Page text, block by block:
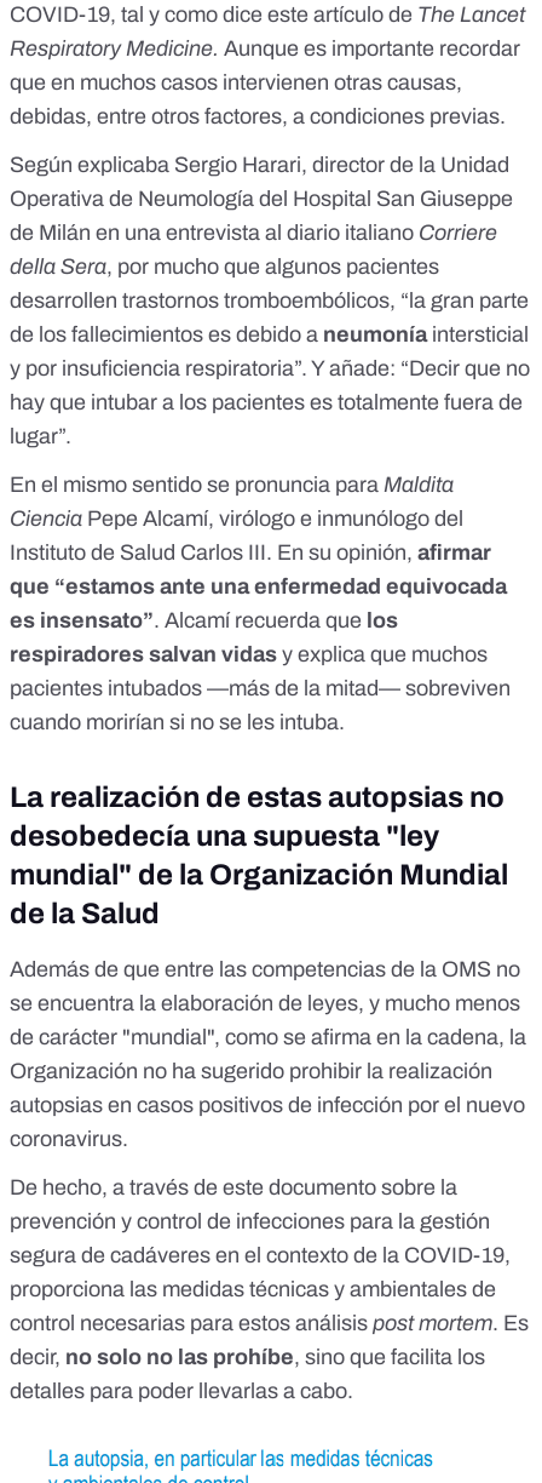
COVID-19, tal y como dice este artículo de The Lancet
Respiratory Medicine. Aunque es importante recordar
que en muchos casos intervienen otras causas,
debidas, entre otros factores, a condiciones previas.
Según explicaba Sergio Harari, director de la Unidad
Operativa de Neumología del Hospital San Giuseppe
de Milán en una entrevista al diario italiano Corriere
della Sera, por mucho que algunos pacientes
desarrollen trastornos tromboembólicos, “la gran parte
de los fallecimientos es debido a neumoníaintersticial
y por insuficiencia respiratoria”. Y añade: “Decir que no
hay que intubar a los pacientes es totalmente fuera de
lugar”.
En el mismo sentido se pronuncia para Maldita
Ciencia Pepe Alcamí, virólogo e inmunólogo del
Instituto de Salud Carlos III. En su opinión, afirmar
que “estamos ante una enfermedad equivocada
es insensato”. Alcamí recuerda que los
respiradores salvan vidas y explica que muchos
pacientes intubados —más de la mitad— sobreviven
cuando morirían si no se les intuba.
La realización de estas autopsias no
desobedecía una supuesta "ley
mundial" de la Organización Mundial
de la Salud
Además de que entre las competencias de la OMS no
se encuentra la elaboración de leyes, y mucho menos
de carácter "mundial", como se afirma en la cadena, la
Organización no ha sugerido prohibir la realización
autopsias en casos positivos de infección por el nuevo
coronavirus.
De hecho, a través de este documento sobre la
prevención y control de infecciones para la gestión
segura de cadáveres en el contexto de la COVID-19,
proporciona las medidas técnicas y ambientales de
control necesarias para estos análisis post mortem. Es
decir, no solo no las prohíbe, sino que facilita los
detalles para poder llevarlas a cabo.